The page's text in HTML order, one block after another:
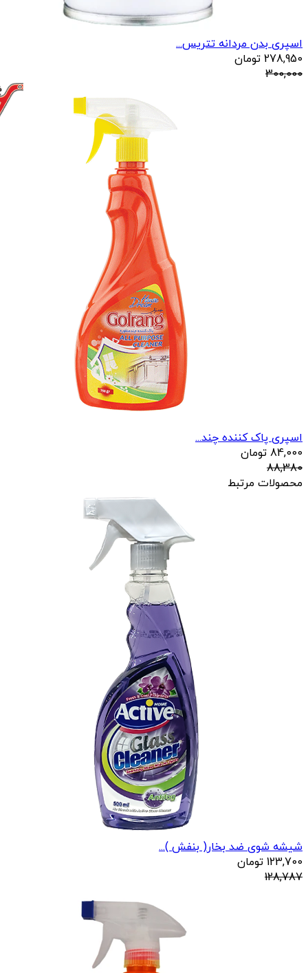
اسپری بدن مردانه تتریس...
278,950 تومان
300,000
اسپری پاک کننده چند...
84,000 تومان
88,380
محصولات مرتبط
شیشه شوی ضد بخار( بنفش )...
123,700 تومان
128,787